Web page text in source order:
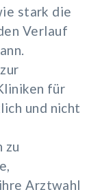
stark die
Verlauf
für
und nicht
zu
Arztwahl